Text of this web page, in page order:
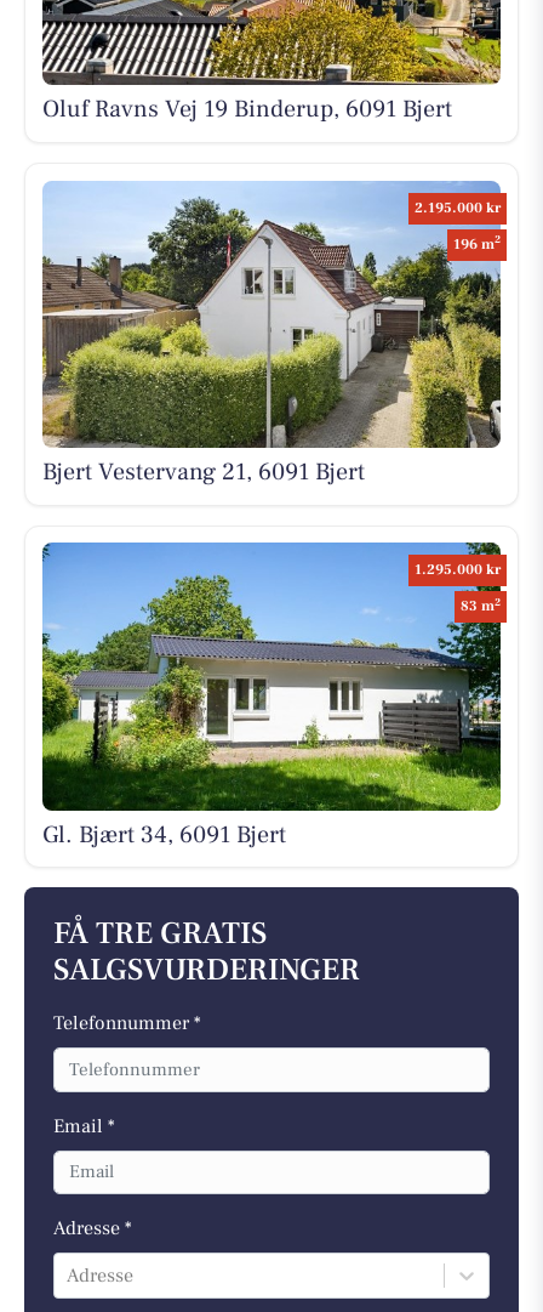
Oluf Ravns Vej 19 Binderup, 6091 Bjert
2.195.000 kr
196 m2
Bjert Vestervang 21, 6091 Bjert
1.295.000 kr
83 m2
Gl. Bjært 34, 6091 Bjert
FÅ TRE GRATIS
SALGSVURDERINGER
Telefonnummer *
Email *
Adresse *
Adresse